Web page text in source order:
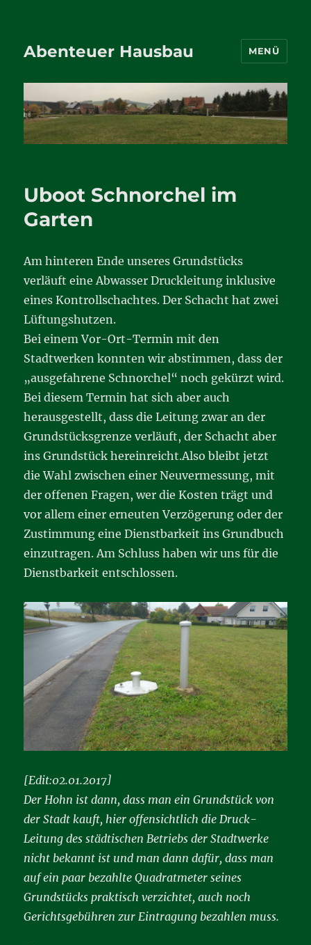
Abenteuer Hausbau MENÜ
Uboot Schnorchel im
Garten
Am hinteren Ende unseres Grundstücks
verläuft eine Abwasser Druckleitung inklusive
eines Kontrollschachtes. Der Schacht hat zwei
Lüftungshutzen.
Bei einem Vor-Ort-Termin mit den
Stadtwerken konnten wir abstimmen, dass der
„ausgefahrene Schnorchel“ noch gekürzt wird.
Bei diesem Termin hat sich aber auch
herausgestellt, dass die Leitung zwar an der
Grundstücksgrenze verläuft, der Schacht aber
ins Grundstück hereinreicht.Also bleibt jetzt
die Wahl zwischen einer Neuvermessung, mit
der offenen Fragen, wer die Kosten trägt und
vor allem einer erneuten Verzögerung oder der
Zustimmung eine Dienstbarkeit ins Grundbuch
einzutragen. Am Schluss haben wir uns für die
Dienstbarkeit entschlossen.
[Edit:02.01.2017]
Der Hohn ist dann, dass man ein Grundstück von
der Stadt kauft, hier offensichtlich die Druck-
Leitung des städtischen Betriebs der Stadtwerke
nicht bekannt ist und man dann dafür, dass man
auf ein paar bezahlte Quadratmeter seines
Grundstücks praktisch verzichtet, auch noch
Gerichtsgebühren zur Eintragung bezahlen muss.